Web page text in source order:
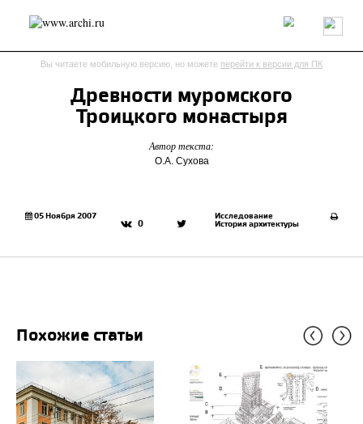
Россия Мир Технологии Интерьер Пресса
Архитекторы
Анонсы конкурсов
Исследование
Результаты конкурса
Дизайн
Иностранцы в России
Наследие Образование
Урбанистика
Вы читаете мобильную версию, но можете перейти к версии для ПК
Древности муромского
Троицкого монастыря
Автор текста:
О.А. Сухова
05 Ноября 2007
0
Исследование
История архитектуры
Похожие статьи